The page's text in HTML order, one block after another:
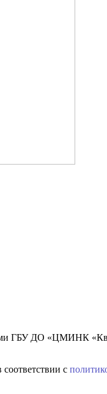
ГБУ ДО «ЦМИНК
с